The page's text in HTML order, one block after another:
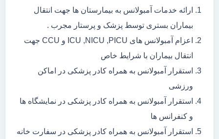
ارائه خدمات آمبولانس به بیمارستان ها جهت انتقال
بیماران بستری توسط پزشک و پرستار مجرب .
اعزام آمبولانس های ICU ,NICU ,PICU و CCU جهت
انتقال بیماران با شرایط خاص
استقرار آمبولانس به همراه کادر پزشکی در اماکن
ورزشی
استقرار آمبولانس به همراه کادر پزشکی در نمایشگاه ها
و کنفرانس ها
استقرار آمبولانس به همراه کادر پزشکی در سفارت خانه